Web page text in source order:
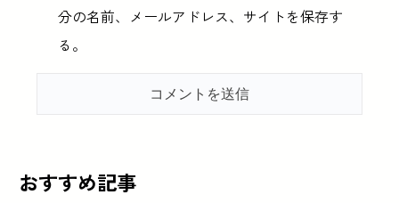
分の名前、メールアドレス、サイトを保存す
る。
おすすめ記事